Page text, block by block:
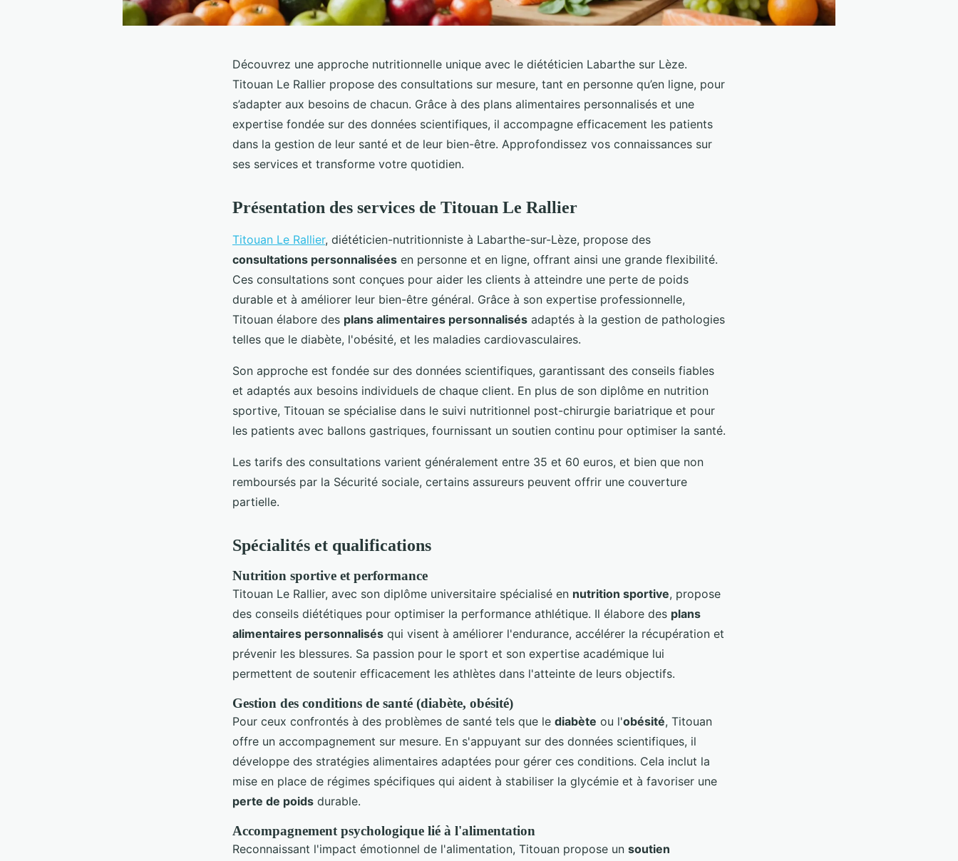
Découvrez une approche nutritionnelle unique avec le diététicien Labarthe sur Lèze.
Titouan Le Rallier propose des consultations sur mesure, tant en personne qu’en ligne, pour
s’adapter aux besoins de chacun. Grâce à des plans alimentaires personnalisés et une
expertise fondée sur des données scientifiques, il accompagne efficacement les patients
dans la gestion de leur santé et de leur bien-être. Approfondissez vos connaissances sur
ses services et transforme votre quotidien.
Présentation des services de Titouan Le Rallier
Titouan Le Rallier, diététicien-nutritionniste à Labarthe-sur-Lèze, propose des
consultations personnalisées en personne et en ligne, offrant ainsi une grande flexibilité.
Ces consultations sont conçues pour aider les clients à atteindre une perte de poids
durable et à améliorer leur bien-être général. Grâce à son expertise professionnelle,
Titouan élabore des plans alimentaires personnalisés adaptés à la gestion de pathologies
telles que le diabète, l'obésité, et les maladies cardiovasculaires.
Son approche est fondée sur des données scientifiques, garantissant des conseils fiables
et adaptés aux besoins individuels de chaque client. En plus de son diplôme en nutrition
sportive, Titouan se spécialise dans le suivi nutritionnel post-chirurgie bariatrique et pour
les patients avec ballons gastriques, fournissant un soutien continu pour optimiser la santé.
Les tarifs des consultations varient généralement entre 35 et 60 euros, et bien que non
remboursés par la Sécurité sociale, certains assureurs peuvent offrir une couverture
partielle.
Spécialités et qualifications
Nutrition sportive et performance
Titouan Le Rallier, avec son diplôme universitaire spécialisé en nutrition sportive, propose
des conseils diététiques pour optimiser la performance athlétique. Il élabore des plans
alimentaires personnalisés qui visent à améliorer l'endurance, accélérer la récupération et
prévenir les blessures. Sa passion pour le sport et son expertise académique lui
permettent de soutenir efficacement les athlètes dans l'atteinte de leurs objectifs.
Gestion des conditions de santé (diabète, obésité)
Pour ceux confrontés à des problèmes de santé tels que le diabète ou l'obésité, Titouan
offre un accompagnement sur mesure. En s'appuyant sur des données scientifiques, il
développe des stratégies alimentaires adaptées pour gérer ces conditions. Cela inclut la
mise en place de régimes spécifiques qui aident à stabiliser la glycémie et à favoriser une
perte de poids durable.
Accompagnement psychologique lié à l'alimentation
Reconnaissant l'impact émotionnel de l'alimentation, Titouan propose un soutien